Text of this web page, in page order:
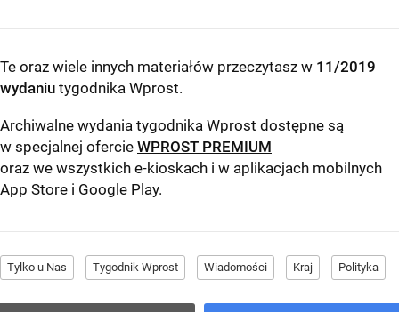
Te oraz wiele innych materiałów przeczytasz w 11/2019
wydaniu tygodnika Wprost.
Archiwalne wydania tygodnika Wprost dostępne są
w specjalnej ofercie WPROST PREMIUM
oraz we wszystkich e-kioskach i w aplikacjach mobilnych
App Store i Google Play.
Tylko u Nas Tygodnik Wprost Wiadomości Kraj Polityka